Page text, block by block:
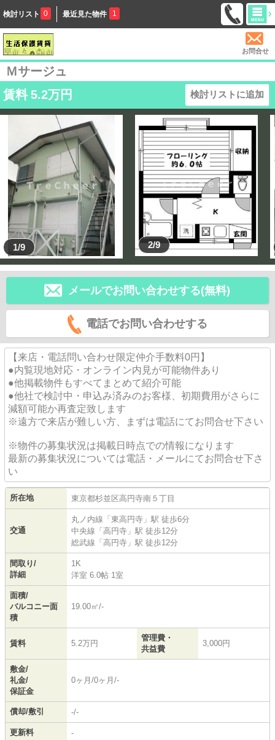
検討リスト 0 最近見た物件 1
お問合せ
Ｍサージュ
賃料 5.2万円 検討リストに追加
1/9 2/9
メールでお問い合わせする(無料)
電話でお問い合わせする
【来店・電話問い合わせ限定仲介手数料0円】
●内覧現地対応・オンライン内見が可能物件あり
●他掲載物件もすべてまとめて紹介可能
●他社で検討中・申込み済みのお客様、初期費用がさらに
減額可能か再査定致します
※遠方で来店が難しい方、まずは電話にてお問合せ下さい
※物件の募集状況は掲載日時点での情報になります
最新の募集状況については電話・メールにてお問合せ下さ
い
所在地 東京都杉並区高円寺南 ５丁目
交通
丸ノ内線 「 東高円寺 」駅 徒歩6分
中央線 「 高円寺 」駅 徒歩12分
総武線 「 高円寺 」駅 徒歩12分
間取り/
詳細
1K
洋室 6.0帖 1室
面積/
バルコニー面
積
19.00㎡/-
賃料 5.2万円
管理費・
共益費
3,000円
敷金/
礼金/
保証金
0ヶ月/0ヶ月/-
償却/敷引 -/-
更新料 -